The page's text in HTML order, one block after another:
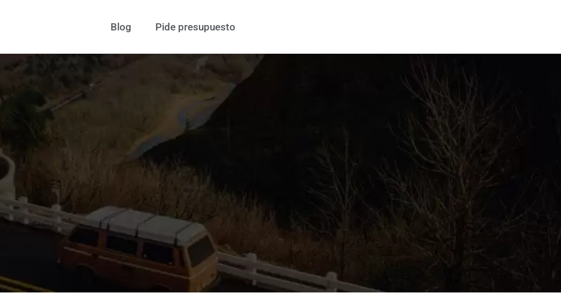
Blog Pide presupuesto